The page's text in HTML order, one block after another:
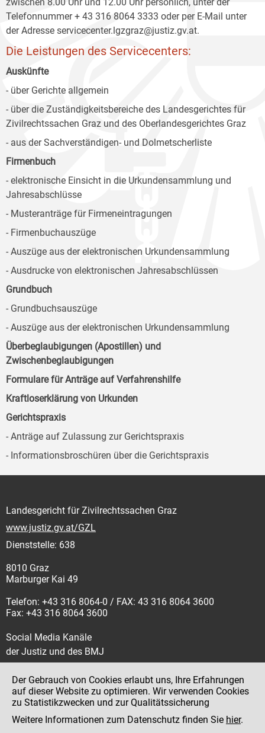
zwischen 8.00 Uhr und 12.00 Uhr persönlich, unter der
Telefonnummer + 43 316 8064 3333 oder per E-Mail unter
der Adresse servicecenter.lgzgraz@justiz.gv.at.
Die Leistungen des Servicecenters:
Auskünfte
- über Gerichte allgemein
- über die Zuständigkeitsbereiche des Landesgerichtes für
Zivilrechtssachen Graz und des Oberlandesgerichtes Graz
- aus der Sachverständigen- und Dolmetscherliste
Firmenbuch
- elektronische Einsicht in die Urkundensammlung und
Jahresabschlüsse
- Musteranträge für Firmeneintragungen
- Firmenbuchauszüge
- Auszüge aus der elektronischen Urkundensammlung
- Ausdrucke von elektronischen Jahresabschlüssen
Grundbuch
- Grundbuchsauszüge
- Auszüge aus der elektronischen Urkundensammlung
Überbeglaubigungen (Apostillen) und
Zwischenbeglaubigungen
Formulare für Anträge auf Verfahrenshilfe
Kraftloserklärung von Urkunden
Gerichtspraxis
- Anträge auf Zulassung zur Gerichtspraxis
- Informationsbroschüren über die Gerichtspraxis
Landesgericht für Zivilrechtssachen Graz
www.justiz.gv.at/GZL
Dienststelle: 638
8010 Graz
Marburger Kai 49
Telefon: +43 316 8064-0 / FAX: 43 316 8064 3600
Fax: +43 316 8064 3600
Social Media Kanäle
der Justiz und des BMJ
Impressum
Datenschutz
Der Gebrauch von Cookies erlaubt uns, Ihre Erfahrungen
auf dieser Website zu optimieren. Wir verwenden Cookies
zu Statistikzwecken und zur Qualitätssicherung
Weitere Informationen zum Datenschutz finden Sie hier.